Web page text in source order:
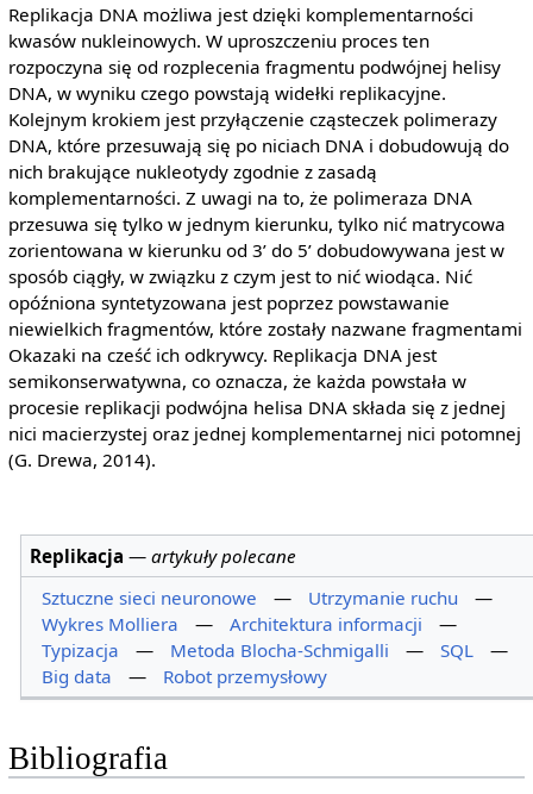
Replikacja DNA możliwa jest dzięki komplementarności
kwasów nukleinowych. W uproszczeniu proces ten
rozpoczyna się od rozplecenia fragmentu podwójnej helisy
DNA, w wyniku czego powstają widełki replikacyjne.
Kolejnym krokiem jest przyłączenie cząsteczek polimerazy
DNA, które przesuwają się po niciach DNA i dobudowują do
nich brakujące nukleotydy zgodnie z zasadą
komplementarności. Z uwagi na to, że polimeraza DNA
przesuwa się tylko w jednym kierunku, tylko nić matrycowa
zorientowana w kierunku od 3’ do 5’ dobudowywana jest w
sposób ciągły, w związku z czym jest to nić wiodąca. Nić
opóźniona syntetyzowana jest poprzez powstawanie
niewielkich fragmentów, które zostały nazwane fragmentami
Okazaki na cześć ich odkrywcy. Replikacja DNA jest
semikonserwatywna, co oznacza, że każda powstała w
procesie replikacji podwójna helisa DNA składa się z jednej
nici macierzystej oraz jednej komplementarnej nici potomnej
(G. Drewa, 2014).
Replikacja —artykuły polecane
Sztuczne sieci neuronowe
— Utrzymanie ruchu
—
Wykres Molliera
— Architektura informacji
—
Typizacja
— Metoda Blocha-Schmigalli — SQL
—
Big data
— Robot przemysłowy
Bibliografia